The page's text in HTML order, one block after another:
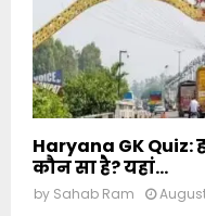
Haryana GK Quiz:
कौन सा है? यहां...
by Sahab Ram